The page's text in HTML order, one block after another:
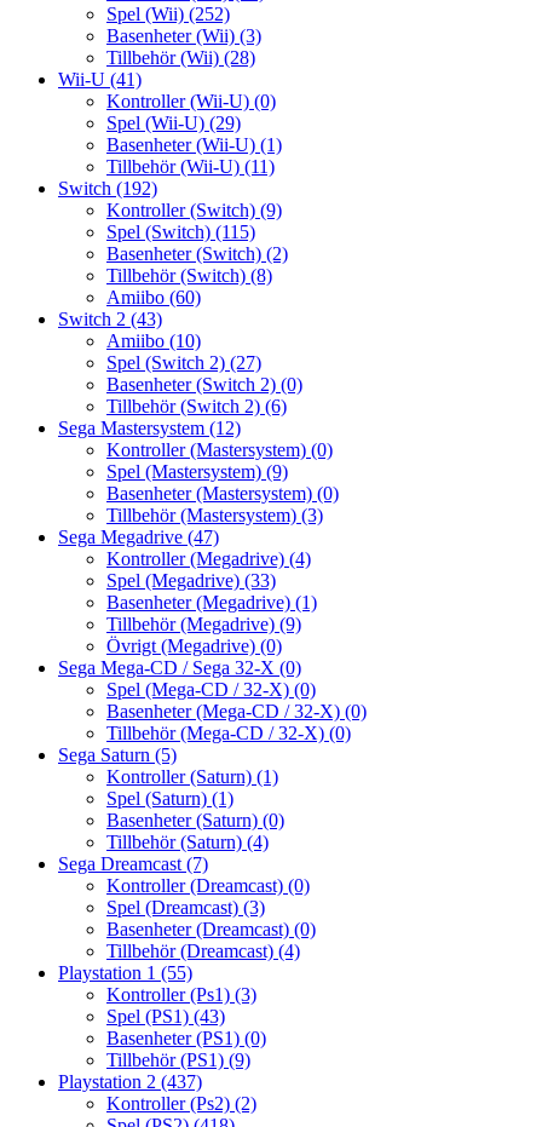
Spel (Wii) (252)
Basenheter (Wii) (3)
Tillbehör (Wii) (28)
Wii-U (41)
Kontroller (Wii-U) (0)
Spel (Wii-U) (29)
Basenheter (Wii-U) (1)
Tillbehör (Wii-U) (11)
Switch (192)
Kontroller (Switch) (9)
Spel (Switch) (115)
Basenheter (Switch) (2)
Tillbehör (Switch) (8)
Amiibo (60)
Switch 2 (43)
Amiibo (10)
Spel (Switch 2) (27)
Basenheter (Switch 2) (0)
Tillbehör (Switch 2) (6)
Sega Mastersystem (12)
Kontroller (Mastersystem) (0)
Spel (Mastersystem) (9)
Basenheter (Mastersystem) (0)
Tillbehör (Mastersystem) (3)
Sega Megadrive (47)
Kontroller (Megadrive) (4)
Spel (Megadrive) (33)
Basenheter (Megadrive) (1)
Tillbehör (Megadrive) (9)
Övrigt (Megadrive) (0)
Sega Mega-CD / Sega 32-X (0)
Spel (Mega-CD / 32-X) (0)
Basenheter (Mega-CD / 32-X) (0)
Tillbehör (Mega-CD / 32-X) (0)
Sega Saturn (5)
Kontroller (Saturn) (1)
Spel (Saturn) (1)
Basenheter (Saturn) (0)
Tillbehör (Saturn) (4)
Sega Dreamcast (7)
Kontroller (Dreamcast) (0)
Spel (Dreamcast) (3)
Basenheter (Dreamcast) (0)
Tillbehör (Dreamcast) (4)
Playstation 1 (55)
Kontroller (Ps1) (3)
Spel (PS1) (43)
Basenheter (PS1) (0)
Tillbehör (PS1) (9)
Playstation 2 (437)
Kontroller (Ps2) (2)